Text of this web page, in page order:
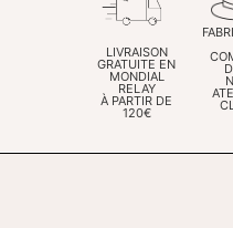
LIVRAISON
GRATUITE EN
MONDIAL
RELAY
À PARTIR DE
120€